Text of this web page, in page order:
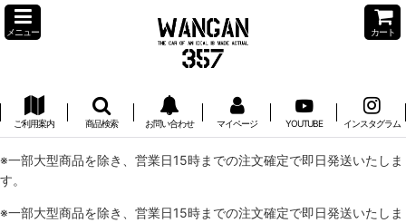
メニュー カート
ご利用案内 商品検索 お問い合わせ マイページ YOUTUBE インスタグラム
※一部大型商品を除き、営業日15時までの注文確定で即日発送いたしま
す。
※一部大型商品を除き、営業日15時までの注文確定で即日発送いたしま